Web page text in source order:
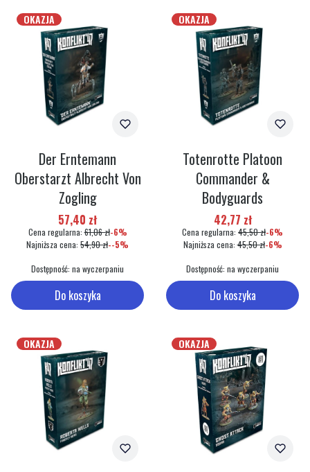
OKAZJA
Do koszyka
Der Erntemann
Oberstarzt Albrecht Von
Zogling
Cena promocyjna
57,40 zł
Cena regularna: 61,06 zł-6%
Najniższa cena: 54,90 zł--5%
Dostępność: na wyczerpaniu
OKAZJA
Do koszyka
Totenrotte Platoon
Commander &
Bodyguards
Cena promocyjna
42,77 zł
Cena regularna: 45,50 zł-6%
Najniższa cena: 45,50 zł-6%
Dostępność: na wyczerpaniu
OKAZJA OKAZJA